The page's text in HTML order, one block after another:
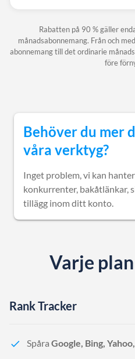
Rabatten på 90 % gäller
månadsabonnemang. Från och
abonnemang till det ordinarie
före
Behöver du mer
våra verktyg?
Inget problem, vi kan
konkurrenter, bakåtlänkar,
tillägg inom ditt konto.
Varje
Rank Tracker
Spåra Google, Bing,